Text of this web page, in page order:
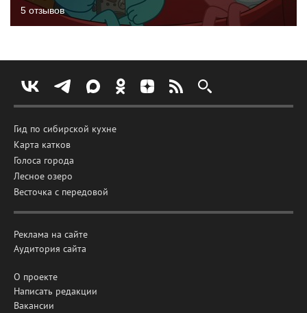
5 отзывов
Гид по сибирской кухне
Карта катков
Голоса города
Лесное озеро
Весточка с передовой
Реклама на сайте
Аудитория сайта
О проекте
Написать редакции
Вакансии